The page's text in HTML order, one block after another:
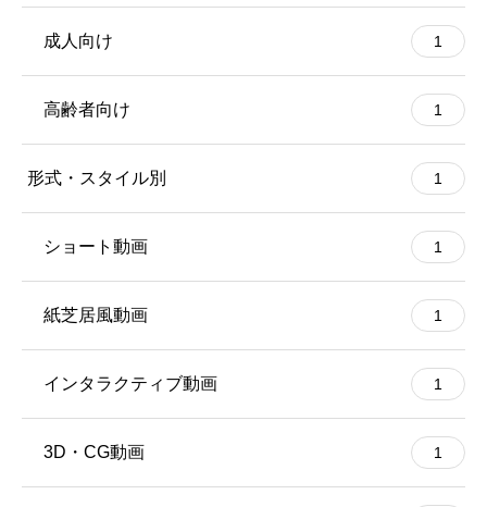
成人向け 1
高齢者向け 1
形式・スタイル別 1
ショート動画 1
紙芝居風動画 1
インタラクティブ動画 1
3D・CG動画 1